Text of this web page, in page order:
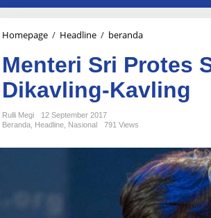
Homepage / Headline / beranda
n
e
r
P
r
o
t
Menteri Sri Protes
Dikavling-Kavling
Rulli Megi
12 September 2017
Beranda, Headline, Nasional 791 Views